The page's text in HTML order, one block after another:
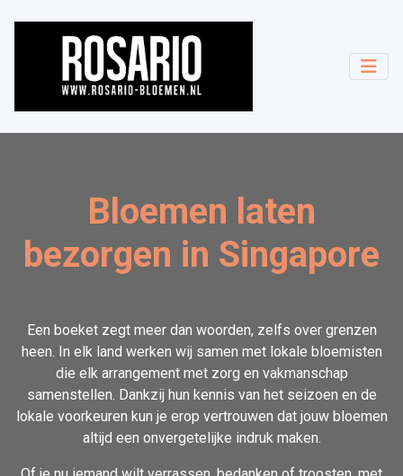
Bloemen laten
bezorgen in Singapore
Een boeket zegt meer dan woorden, zelfs over grenzen
heen. In elk land werken wij samen met lokale bloemisten
die elk arrangement met zorg en vakmanschap
samenstellen. Dankzij hun kennis van het seizoen en de
lokale voorkeuren kun je erop vertrouwen dat jouw bloemen
altijd een onvergetelijke indruk maken.